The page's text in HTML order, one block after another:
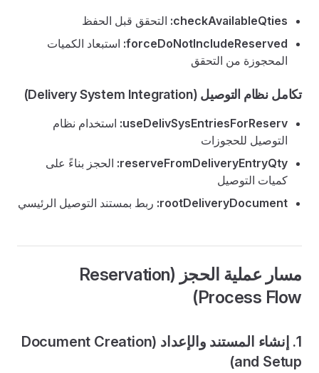
checkAvailableQties: التحقق قبل الحفظ
forceDoNotIncludeReserved: استبعاد الكميات
المحجوزة من التحقق
تكامل نظام التوصيل (Delivery System Integration)
useDelivSysEntriesForReserv: استخدام نظام
التوصيل للحجوزات
reserveFromDeliveryEntryQty: الحجز بناءً على
كميات التوصيل
rootDeliveryDocument: ربط بمستند التوصيل الرئيسي
مسار عملية الحجز (Reservation
Process Flow)
1. إنشاء المستند والإعداد (Document Creation
and Setup)